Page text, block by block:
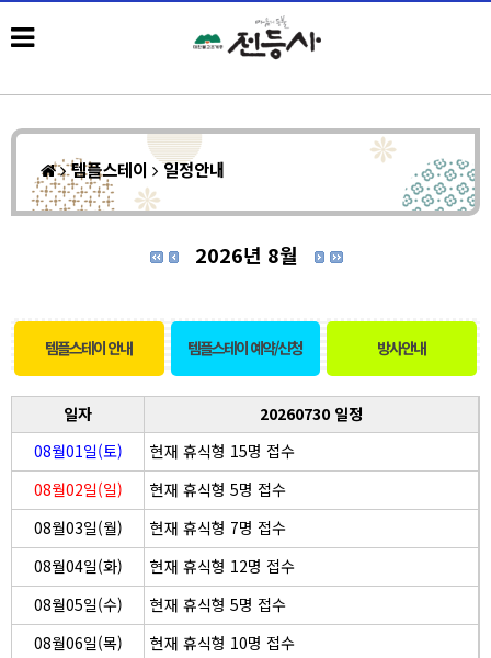
템플스테이 일정안내
2026년 8월
템플스테이 안내 템플스테이 예약/신청 방사안내
일자
20260730 일정
08월01일(토)
현재 휴식형 15명 접수
08월02일(일)
현재 휴식형 5명 접수
08월03일(월)
현재 휴식형 7명 접수
08월04일(화)
현재 휴식형 12명 접수
08월05일(수)
현재 휴식형 5명 접수
08월06일(목)
현재 휴식형 10명 접수